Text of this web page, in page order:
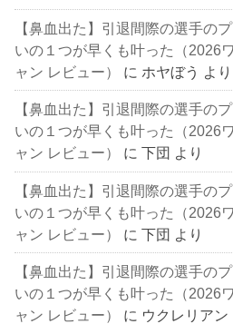
【鼻血出た】引退間際の選手の
いの１つが早くも叶った（2026
ャン レビュー）
に ホヤぼう より
【鼻血出た】引退間際の選手の
いの１つが早くも叶った（2026
ャン レビュー）
に下団 より
【鼻血出た】引退間際の選手の
いの１つが早くも叶った（2026
ャン レビュー）
に下団 より
【鼻血出た】引退間際の選手の
いの１つが早くも叶った（2026
ャン レビュー）
に ウクレリアン